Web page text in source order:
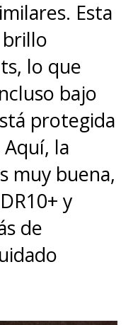
el
cable
un día
a full
como
de
a
a estas
X7 se
Esta
brillo
lo que
bajo
protegida
la
muy buena,
y
de